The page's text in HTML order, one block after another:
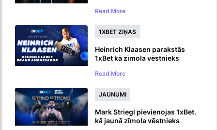
Read More
1XBET ZIŅAS
Heinrich Klaasen parakstās
1xBet kā zīmola vēstnieks
Read More
JAUNUMI
Mark Striegl pievienojas 1xBet.
kā jaunā zīmola vēstnieks